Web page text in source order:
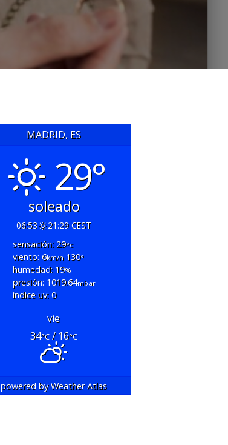
MADRID, ES
29°
soleado
06:53
21:29 CEST
sensación: 29°c
viento: 6km/h130°
humedad: 19%
presión: 1019.64mbar
índice uv: 0
vie
34°C/ 16°C
powered byWeather Atlas